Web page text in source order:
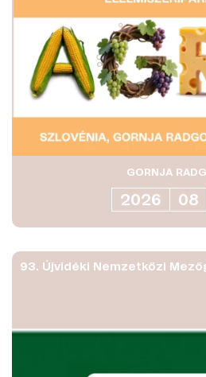
GORNJA
2026 08
93. Újvidéki Nemzetközi